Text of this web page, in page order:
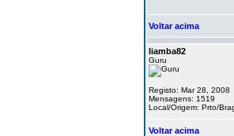
Voltar acima
liamba82
Guru
Registo: Mar 28, 2008
Mensagens: 1519
Local/Origem: Prto/
Voltar acima